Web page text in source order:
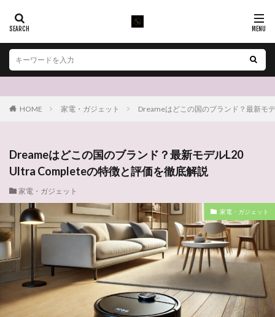
HOME 家電・ガジェット Dreameはどこの国のブランド？最新モ
Dreameはどこの国のブランド？最新モデルL20
Ultra Completeの特徴と評価を徹底解説
家電・ガジェット
家電・ガジェット